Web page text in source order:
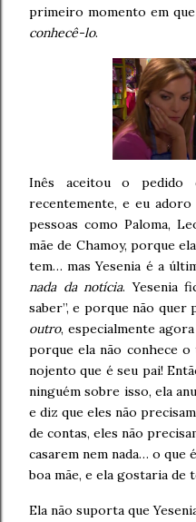
primeiro momento em
conhecê-lo.
Inês aceitou o pedido
recentemente, e eu
pessoas como Paloma,
mãe de Chamoy, porque
tem… mas Yesenia é a
nada da notícia. Yesenia
saber”, e porque não quer
outro, especialmente
porque ela não conhece
nojento que é seu pai!
ninguém sobre isso, ela
e diz que eles não
de contas, eles não
casarem nem nada… o que
boa mãe, e ela gostaria de
Ela não suporta que